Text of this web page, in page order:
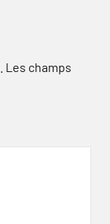
Les champs